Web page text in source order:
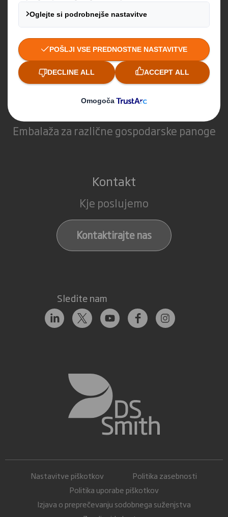
Kaj delamo
Maloprodajna embalaža
E-commerce
Storitve
Embalaža za različne gospodarske panoge
Kontakt
Kje poslujemo
Kontaktirajte nas
Sledite nam
Nastavitve piškotkov
Politika zasebnosti
Politika uporabe piškotkov
Izjava o preprečevanju sodobnega suženjstva